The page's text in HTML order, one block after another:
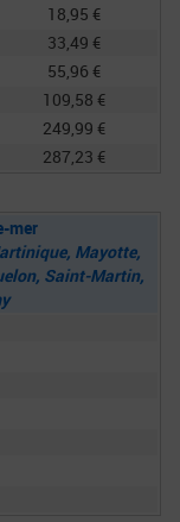
18,95 €
33,49 €
55,96 €
109,58 €
249,99 €
287,23 €
mer
Mayotte,
Saint-Martin,